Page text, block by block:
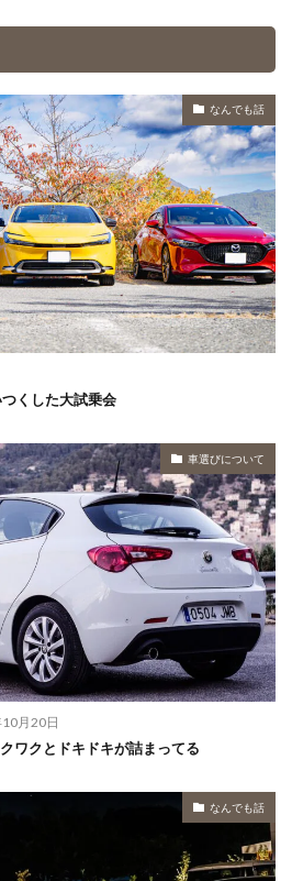
なんでも話
くした大試乗会
車選びについて
月20日
ワクとドキドキが詰まってる
なんでも話